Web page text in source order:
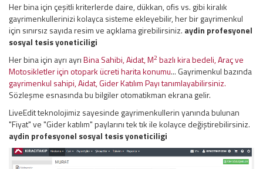
Her bina için çeşitli kriterlerde daire, dükkan, ofis vs. gibi kiralık
gayrimenkullerinizi kolayca sisteme ekleyebilir, her bir gayrimenkul
için sınırsız sayıda resim ve açıklama girebilirsiniz. aydin profesyonel
sosyal tesis yoneticiligi
Her bina için ayrı ayrıBina Sahibi, Aidat, M2 bazlı kira bedeli, Araç ve
Motosikletler için otopark ücreti harita konumu... Gayrimenkul bazında
gayrimenkul sahipi, Aidat, Gider Katılım Payı tanımlayabilirsiniz.
Sözleşme esnasında bu bilgiler otomatikman ekrana gelir.
LiveEdit teknolojimiz sayesinde gayrimenkullerin yanında bulunan
"Fiyat" ve "Gider katılım" paylarını tek tık ile kolayce değiştirebilirsiniz.
aydin profesyonel sosyal tesis yoneticiligi